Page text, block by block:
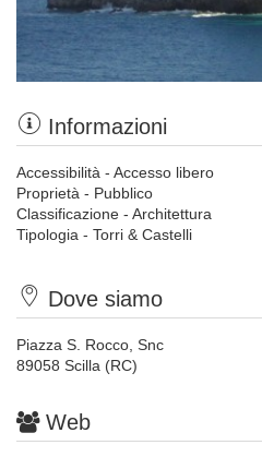
Informazioni
Accessibilità - Accesso libero
Proprietà - Pubblico
Classificazione - Architettura
Tipologia - Torri & Castelli
Dove siamo
Piazza S. Rocco, Snc
89058 Scilla (RC)
Web